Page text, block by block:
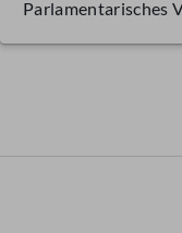
Parlamentarisches